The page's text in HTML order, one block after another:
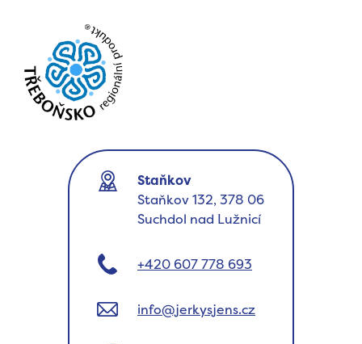
Staňkov
Staňkov 132, 378 06
Suchdol nad Lužnicí
+420 607 778 693
info@jerkysjens.cz